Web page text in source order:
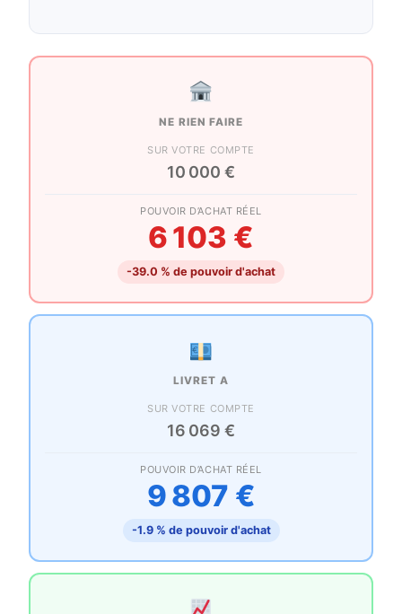
NE RIEN FAIRE
SUR VOTRE COMPTE
10 000 €
POUVOIR D’ACHAT RÉEL
6 103 €
-39.0 % de pouvoir d'achat
LIVRET A
SUR VOTRE COMPTE
16 069 €
POUVOIR D’ACHAT RÉEL
9 807 €
-1.9 % de pouvoir d'achat